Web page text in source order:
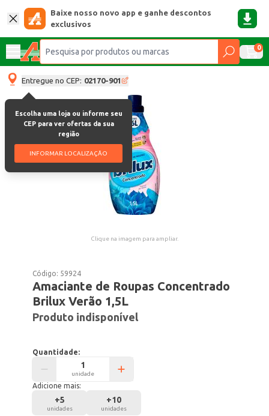
Baixe nosso novo app e ganhe descontos
exclusivos
0
Entregue no CEP: 02170-901
Escolha uma loja ou informe seu
CEP para ver ofertas da sua
região
INFORMAR LOCALIZAÇÃO
Clique na imagem para ampliar.
Código: 59924
Amaciante de Roupas Concentrado
Brilux Verão 1,5L
Produto indisponível
Quantidade:
unidade
Adicione mais:
+5
unidades
+10
unidades